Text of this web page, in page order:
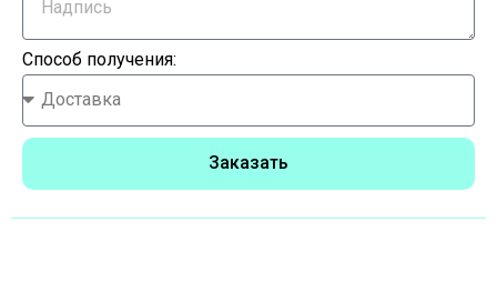
Способ получения:
Заказать